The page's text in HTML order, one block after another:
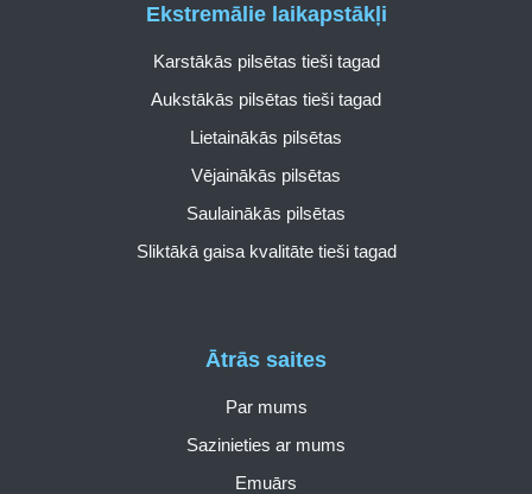
Ātrās saites
Par mums
Sazinieties ar mums
Emuārs
Ekstremālie laikapstākļi
Karstākās pilsētas tieši tagad
Aukstākās pilsētas tieši tagad
Lietainākās pilsētas
Vējainākās pilsētas
Saulainākās pilsētas
Sliktākā gaisa kvalitāte tieši tagad